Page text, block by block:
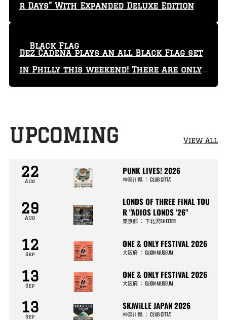
r Days” With Expanded Deluxe Edition
Dez Cadena plays an all Black Flag set
in Philly this weekend! There are only
29 tickets left!
Black Flag
UPCOMING View All
22
Aug
PUNK LIVES! 2026
神奈川県 ：CLUB CITTA’
29
Aug
LONDS OF THREE FINAL TOU
R "ADIOS LONDS '26"
東京都 ：下北沢SHELTER
12
Sep
ONE & ONLY FESTIVAL 2026
大阪府 ：GLION MUSEUM
13
Sep
ONE & ONLY FESTIVAL 2026
大阪府 ：GLION MUSEUM
13
Sep
SKAViLLE JAPAN 2026
神奈川県 ：CLUB CITTA’